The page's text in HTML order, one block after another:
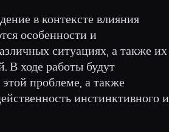
в контексте влияния
особенности и
ситуациях, а также их
В ходе работы будут
проблеме, а также
инстинктивного и